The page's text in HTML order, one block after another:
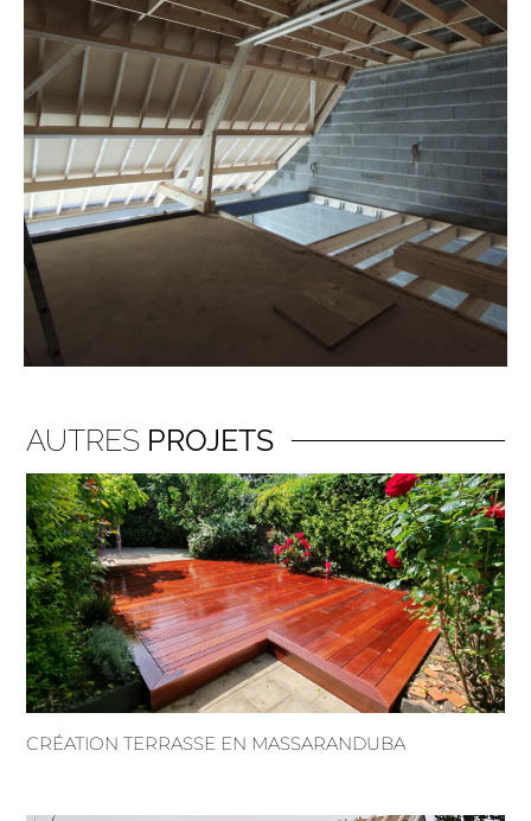
AUTRES PROJETS
CRÉATION TERRASSE EN MASSARANDUBA